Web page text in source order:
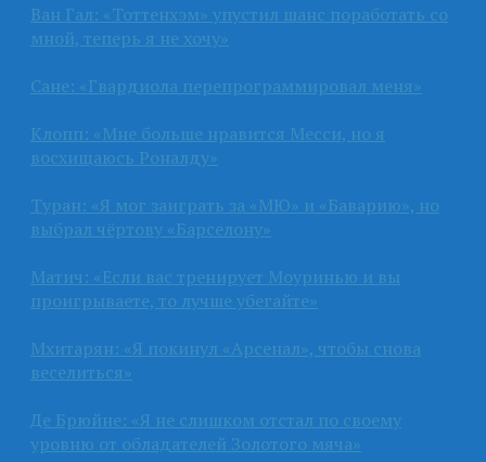
Ван Гал: «Тоттенхэм» упустил шанс поработать со
мной, теперь я не хочу»
Сане: «Гвардиола перепрограммировал меня»
Клопп: «Мне больше нравится Месси, но я
восхищаюсь Роналду»
Туран: «Я мог заиграть за «МЮ» и «Баварию», но
выбрал чёртову «Барселону»
Матич: «Если вас тренирует Моуринью и вы
проигрываете, то лучше убегайте»
Мхитарян: «Я покинул «Арсенал», чтобы снова
веселиться»
Де Брюйне: «Я не слишком отстал по своему
уровню от обладателей Золотого мяча»